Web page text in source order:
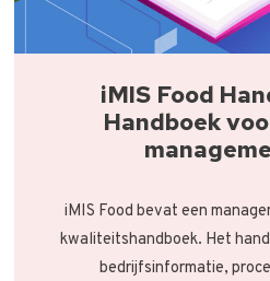
iMIS Food
Handboek
iMIS Food bevat een
kwaliteitshandboek. Het
bedrijfsinformatie,